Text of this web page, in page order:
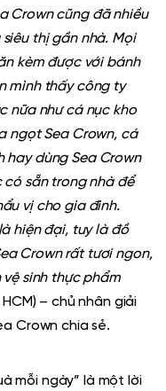
Crown cũng đã nhiều
thị gần nhà. Mọi
kèm được với bánh
mình thấy công ty
nữa như cá nục kho
ngọt Sea Crown, cá
hay dùng Sea Crown
sẵn trong nhà để
vị cho gia đình.
hiện đại, tuy là đồ
Crown rất tươi ngon,
sinh thực phẩm
– chủ nhân giải
Crown chia sẻ.
mỗi ngày” là một lời